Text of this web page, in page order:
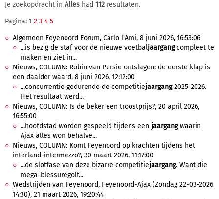
Je zoekopdracht in Alles had 112 resultaten.
Pagina: 1 2 3 4 5
Algemeen Feyenoord Forum, Carlo l'Ami, 8 juni 2026, 16:53:06
...is bezig de staf voor de nieuwe voetbaljaargangcompleet te
maken en ziet in...
Nieuws, COLUMN: Robin van Persie ontslagen; de eerste klap is
een daalder waard, 8 juni 2026, 12:12:00
...concurrentie gedurende de competitiejaargang2025-2026.
Het resultaat werd...
Nieuws, COLUMN: Is de beker een troostprijs?, 20 april 2026,
16:55:00
...hoofdstad worden gespeeld tijdens een jaargangwaarin
Ajax alles won behalve...
Nieuws, COLUMN: Komt Feyenoord op krachten tijdens het
interland-intermezzo?, 30 maart 2026, 11:17:00
...de slotfase van deze bizarre competitiejaargang. Want die
mega-blessuregolf...
Wedstrijden van Feyenoord, Feyenoord-Ajax (Zondag 22-03-2026
14:30), 21 maart 2026, 19:20:44